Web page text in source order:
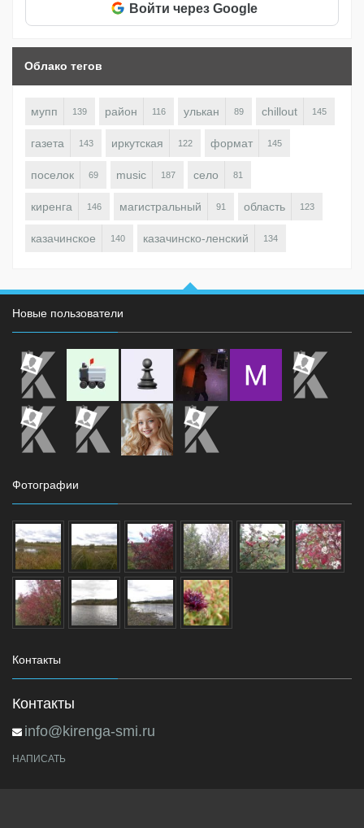
Войти через Google
Облако тегов
мупп 139 район 116 улькан 89 chillout 145
газета 143 иркутская 122 формат 145
поселок 69 music 187 село 81
киренга 146 магистральный 91 область 123
казачинское 140 казачинско-ленский 134
Новые пользователи
Фотографии
Контакты
Контакты
info@kirenga-smi.ru
НАПИСАТЬ